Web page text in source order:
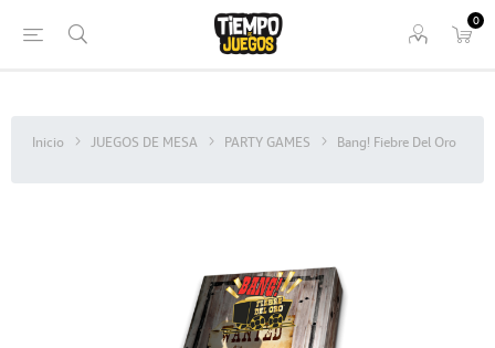
0
Inicio JUEGOS DE MESA PARTY GAMES Bang! Fiebre Del Oro